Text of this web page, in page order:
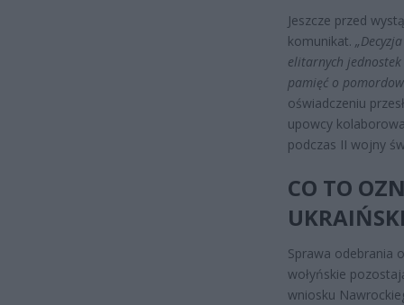
Jeszcze przed
komunikat.
elitarnych
pamięć o
oświadczeniu
upowcy
podczas II wojny
CO TO
Sprawa odebrania
wołyńskie
wniosku